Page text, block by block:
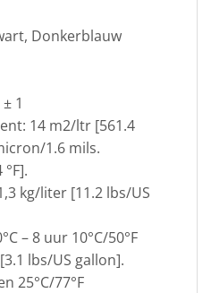
Donkerblauw
1
14 m2/ltr [561.4
1.6 mils.
kg/liter [11.2 lbs/US
– 8 uur 10°C/50°F
lbs/US gallon].
25°C/77°F